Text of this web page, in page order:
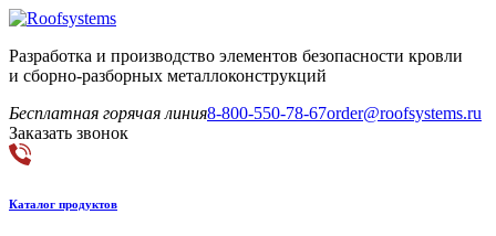
Разработка и производство элементов безопасности кровли
и сборно-разборных металлоконструкций
Бесплатная горячая линия8-800-550-78-67order@roofsystems.ru
Заказать звонок
Каталог продуктов